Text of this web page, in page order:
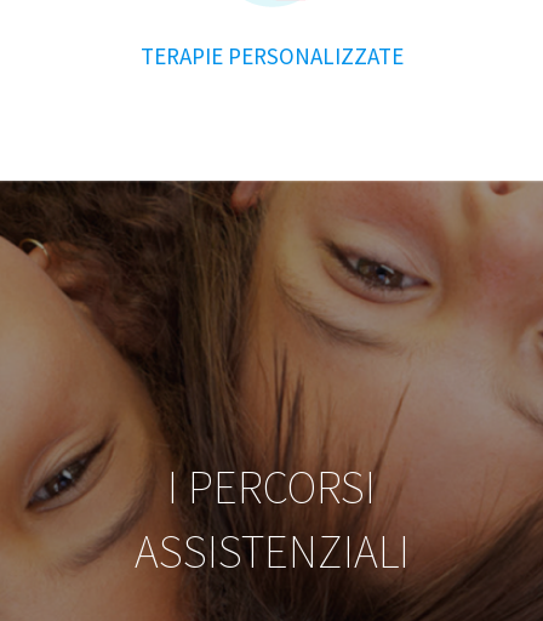
TERAPIE PERSONALIZZATE
I PERCORSI
ASSISTENZIALI